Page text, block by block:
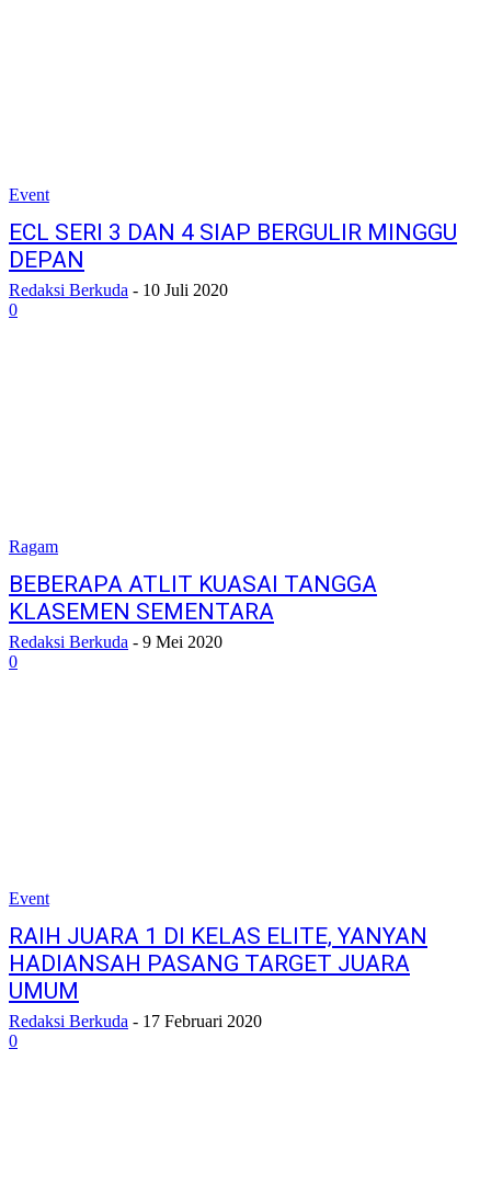
Event
ECL SERI 3 DAN 4 SIAP BERGULIR MINGGU
DEPAN
Redaksi Berkuda - 10 Juli 2020
0
Ragam
BEBERAPA ATLIT KUASAI TANGGA
KLASEMEN SEMENTARA
Redaksi Berkuda - 9 Mei 2020
0
Event
RAIH JUARA 1 DI KELAS ELITE, YANYAN
HADIANSAH PASANG TARGET JUARA
UMUM
Redaksi Berkuda - 17 Februari 2020
0